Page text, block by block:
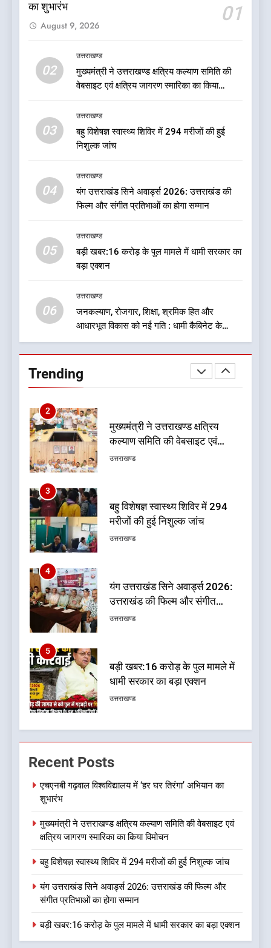
का शुभारंभ
01
August 9, 2026
02
उत्तराखण्ड
मुख्यमंत्री ने उत्तराखण्ड क्षत्रिय कल्याण समिति की
वेबसाइट एवं क्षत्रिय जागरण स्मारिका का किया
03
उत्तराखण्ड
बहु विशेषज्ञ स्वास्थ्य शिविर में 294 मरीजों की हुई
निशुल्क जांच
04
उत्तराखण्ड
यंग उत्तराखंड सिने अवार्ड्स 2026: उत्तराखंड की
फिल्म और संगीत प्रतिभाओं का होगा सम्मान
05
उत्तराखण्ड
बड़ी खबर:16 करोड़ के पुल मामले में धामी सरकार का
बड़ा एक्शन
06
उत्तराखण्ड
जनकल्याण, रोजगार, शिक्षा, श्रमिक हित और
आधारभूत विकास को नई गति : धामी कैबिनेट के
ऐतिहासिक फैसले
Trending
6
फैसले
अध्यक्ष? राजनीति के गलियारों में
सुगबुगाहट तेज
उत्तराखण्ड
दुखद खबर:उत्तराखंड में मौत की खाई
में समाया पूरा परिवार, पांच की दर्दनाक
1
एचएनबी गढ़वाल विश्वविद्यालय में ‘हर
कल्याण समिति की वेबसाइट एवं
क्षत्रिय जागरण स्मारिका का किया
3
बहु विशेषज्ञ स्वास्थ्य शिविर में 294
मरीजों की हुई निशुल्क जांच
उत्तराखण्ड
4
यंग उत्तराखंड सिने अवार्ड्स 2026:
उत्तराखंड की फिल्म और संगीत
प्रतिभाओं का होगा सम्मान
उत्तराखण्ड
5
बड़ी खबर:16 करोड़ के पुल मामले में
धामी सरकार का बड़ा एक्शन
उत्तराखण्ड
6
जनकल्याण, रोजगार, शिक्षा, श्रमिक
हित और आधारभूत विकास को नई
गति : धामी कैबिनेट के ऐतिहासिक
उत्तराखण्ड
7
रहे हैं उत्तराखंड भाजपा के नए प्रदेश
सुगबुगाहट तेज
उत्तराखण्ड
दुखद खबर:उत्तराखंड में मौत की खाई
में समाया पूरा परिवार, पांच की दर्दनाक
मौत
उत्तराखण्ड
1
एचएनबी गढ़वाल विश्वविद्यालय में ‘हर
घर तिरंगा’ अभियान का शुभारंभ
उत्तराखण्ड
Recent Posts
एचएनबी गढ़वाल विश्वविद्यालय में ‘हर घर तिरंगा’ अभियान का
शुभारंभ
मुख्यमंत्री ने उत्तराखण्ड क्षत्रिय कल्याण समिति की वेबसाइट एवं
क्षत्रिय जागरण स्मारिका का किया विमोचन
बहु विशेषज्ञ स्वास्थ्य शिविर में 294 मरीजों की हुई निशुल्क जांच
यंग उत्तराखंड सिने अवार्ड्स 2026: उत्तराखंड की फिल्म और
संगीत प्रतिभाओं का होगा सम्मान
बड़ी खबर:16 करोड़ के पुल मामले में धामी सरकार का बड़ा एक्शन